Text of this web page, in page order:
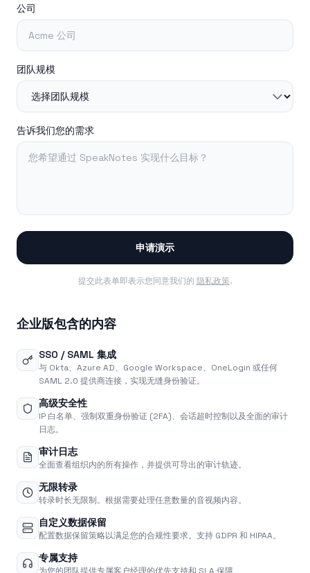
公司
团队规模
告诉我们您的需求
申请演示
提交此表单即表示您同意我们的 隐私政策.
企业版包含的内容
SSO / SAML 集成
与 Okta、Azure AD、Google Workspace、OneLogin 或任何
SAML 2.0 提供商连接，实现无缝身份验证。
高级安全性
IP 白名单、强制双重身份验证 (2FA)、会话超时控制以及全面的审计
日志。
审计日志
全面查看组织内的所有操作，并提供可导出的审计轨迹。
无限转录
转录时长无限制。根据需要处理任意数量的音视频内容。
自定义数据保留
配置数据保留策略以满足您的合规性要求。支持 GDPR 和 HIPAA。
专属支持